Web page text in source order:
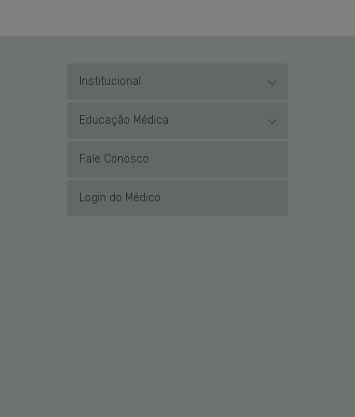
Institucional
Educação Médica
Fale Conosco
Login do Médico